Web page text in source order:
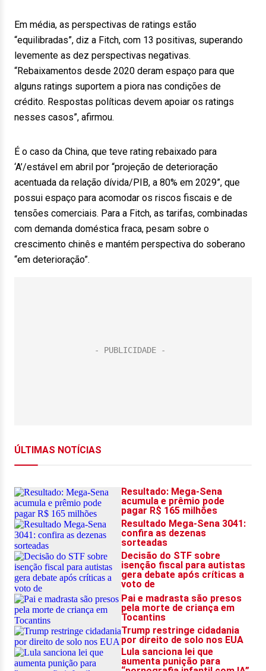
Em média, as perspectivas de ratings estão
“equilibradas”, diz a Fitch, com 13 positivas, superando
levemente as dez perspectivas negativas.
“Rebaixamentos desde 2020 deram espaço para que
alguns ratings suportem a piora nas condições de
crédito. Respostas políticas devem apoiar os ratings
nesses casos”, afirmou.
É o caso da China, que teve rating rebaixado para
‘A’/estável em abril por “projeção de deterioração
acentuada da relação dívida/PIB, a 80% em 2029”, que
possui espaço para acomodar os riscos fiscais e de
tensões comerciais. Para a Fitch, as tarifas, combinadas
com demanda doméstica fraca, pesam sobre o
crescimento chinês e mantém perspectiva do soberano
“em deterioração”.